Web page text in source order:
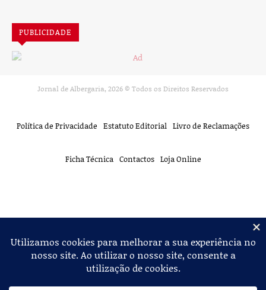
PUBLICIDADE
Jornal de Albergaria, 2026 © Todos os Direitos Reservados
Política de Privacidade Estatuto Editorial Livro de Reclamações
Ficha Técnica Contactos Loja Online